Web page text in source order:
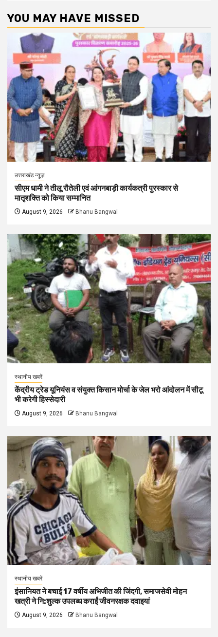
YOU MAY HAVE MISSED
उत्तराखंड न्यूज़
सीएम धामी ने तीलू रौतेली एवं आंगनबाड़ी कार्यकत्री पुरस्कार से
मातृशक्ति को किया सम्मानित
August 9, 2026 Bhanu Bangwal
स्थानीय खबरें
केंद्रीय ट्रेड यूनियंस व संयुक्त किसान मोर्चा के जेल भरो आंदोलन में सीटू
भी करेगी हिस्सेदारी
August 9, 2026 Bhanu Bangwal
स्थानीय खबरें
इंसानियत ने बचाई 17 वर्षीय अभिजीत की जिंदगी, समाजसेवी मोहन
खत्री ने नि:शुल्क उपलब्ध कराईं जीवनरक्षक दवाइयां
August 9, 2026 Bhanu Bangwal